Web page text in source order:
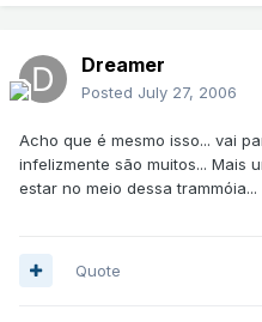
Dreamer
Posted July 27, 2006
Acho que é mesmo isso... vai
infelizmente são muitos... Mais
estar no meio dessa trammóia...
Quote